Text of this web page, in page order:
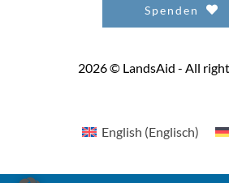
Spenden
2026 © LandsAid - All
English (Englisch)